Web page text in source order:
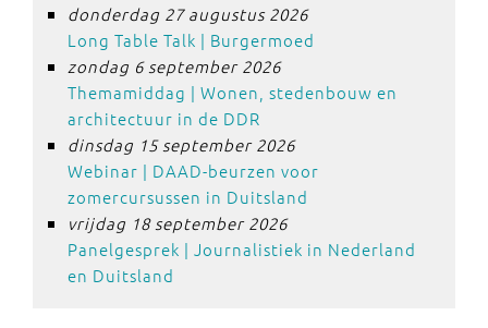
donderdag 27 augustus 2026
Long Table Talk | Burgermoed
zondag 6 september 2026
Themamiddag | Wonen, stedenbouw en
architectuur in de DDR
dinsdag 15 september 2026
Webinar | DAAD-beurzen voor
zomercursussen in Duitsland
vrijdag 18 september 2026
Panelgesprek | Journalistiek in Nederland
en Duitsland